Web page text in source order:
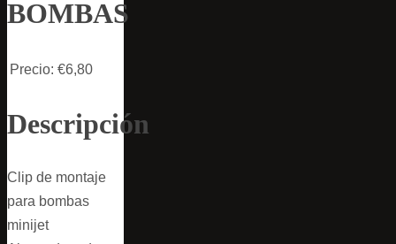
BOMBAS
Precio: €6,80
Descripción
Clip de montaje
para bombas
minijet